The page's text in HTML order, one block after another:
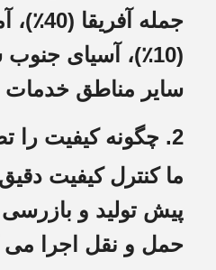
جمله
سایر مناطق خدمات
2. چگونه کیفیت را تضمین می کنیم؟
ما کنترل کیفیت
پیش تولید و بازرسی
حمل و نقل اجرا می